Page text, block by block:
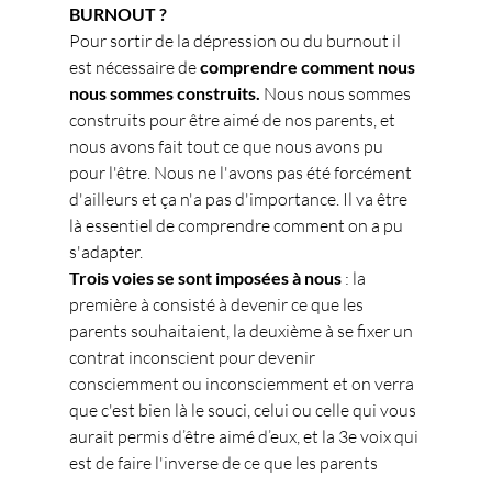
BURNOUT ?
Pour sortir de la dépression ou du burnout il
est nécessaire de comprendre comment nous
nous sommes construits. Nous nous sommes
construits pour être aimé de nos parents, et
nous avons fait tout ce que nous avons pu
pour l'être. Nous ne l'avons pas été forcément
d'ailleurs et ça n'a pas d'importance. Il va être
là essentiel de comprendre comment on a pu
s'adapter.
Trois voies se sont imposées à nous : la
première à consisté à devenir ce que les
parents souhaitaient, la deuxième à se fixer un
contrat inconscient pour devenir
consciemment ou inconsciemment et on verra
que c'est bien là le souci, celui ou celle qui vous
aurait permis d’être aimé d’eux, et la 3e voix qui
est de faire l'inverse de ce que les parents